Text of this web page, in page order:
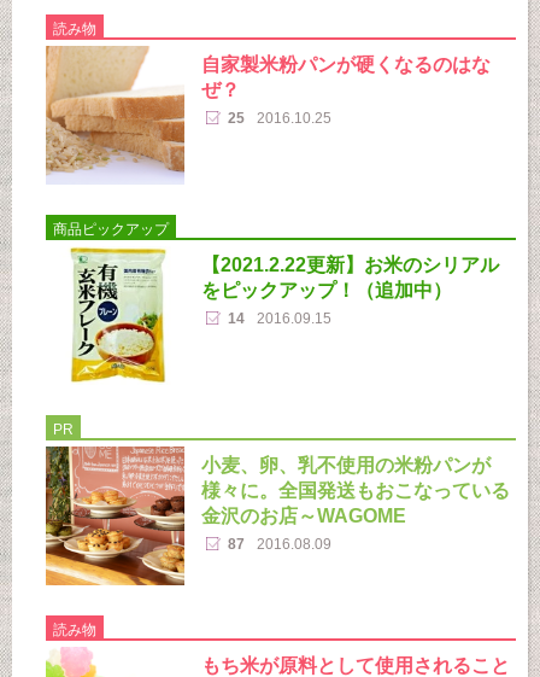
読み物
自家製米粉パンが硬くなるのはな
ぜ？
25 2016.10.25
商品ピックアップ
【2021.2.22更新】お米のシリアル
をピックアップ！（追加中）
14 2016.09.15
PR
小麦、卵、乳不使用の米粉パンが
様々に。全国発送もおこなっている
金沢のお店～WAGOME
87 2016.08.09
読み物
もち米が原料として使用されること